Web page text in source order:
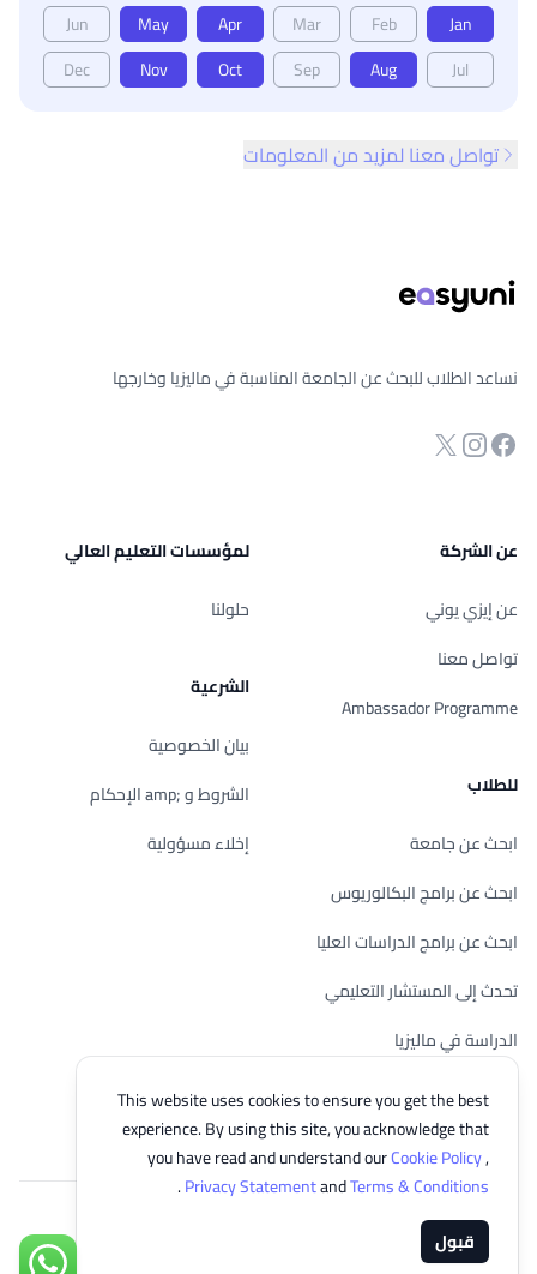
Jan
Feb
Mar
Apr
May
Jun
Jul
Aug
Sep
Oct
Nov
Dec
تواصل معنا لمزيد من المعلومات
This website uses cookies to ensure you get the best
experience. By using this site, you acknowledge that
you have read and understand ourCookie Policy,
Privacy StatementandTerms & Conditions
.
قبول
نساعد الطلاب للبحث عن الجامعة المناسبة في ماليزيا وخارجها
صفحة الفيسبوك
انستجرام
Twitter
عن الشركة
عن إيزي يوني
تواصل معنا
Ambassador Programme
للطلاب
ابحث عن جامعة
ابحث عن برامج البكالوريوس
ابحث عن برامج الدراسات العليا
تحدث إلى المستشار التعليمي
الدراسة في ماليزيا
تحقق من أهليتك
لمؤسسات التعليم العالي
حلولنا
الشرعية
بيان الخصوصية
الشروط و ;amp الإحكام
إخلاء مسؤولية
© 2026 EasyUni Sdn Bhd, company registration number 200801016907
(818200-P). All rights reserved.